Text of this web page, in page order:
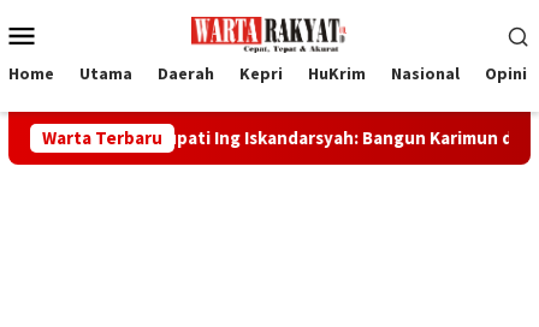
ke
Mobile
Home Utama Daerah Kepri HuKrim Nasional Opini
Warta Terbaru
Bupati Ing Iskandarsyah: Bangun Karimun dengan Kekuatan